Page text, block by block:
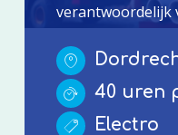
verantwoordelijk
40 uren
Electro